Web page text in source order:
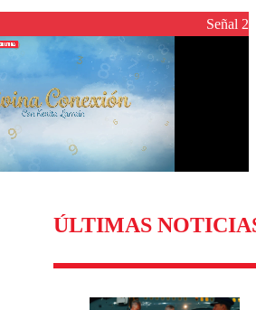
Señal 2
ÚLTIMAS